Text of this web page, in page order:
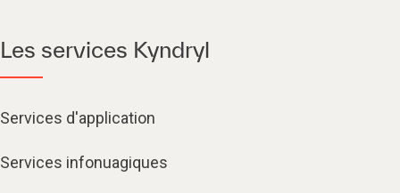
Les services Kyndryl
Services d'application
Services infonuagiques​